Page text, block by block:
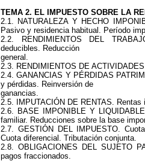
TEMA 2. EL IMPUESTO SOBRE LA
2.1. NATURALEZA Y HECHO
Pasivo y residencia habitual. Período
2.2. RENDIMIENTOS DEL
deducibles. Reducción
general.
2.3. RENDIMIENTOS DE
2.4. GANANCIAS Y PÉRDIDAS
y pérdidas. Reinversión de
ganancias.
2.5. IMPUTACIÓN DE RENTAS.
2.6. BASE IMPONIBLE Y
familiar. Reducciones sobre la base
2.7. GESTIÓN DEL IMPUESTO.
Cuota diferencial. Tributación conjunta.
2.8. OBLIGACIONES DEL SUJETO
pagos fraccionados.